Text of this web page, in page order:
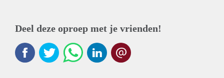
Deel deze oproep met je vrienden!